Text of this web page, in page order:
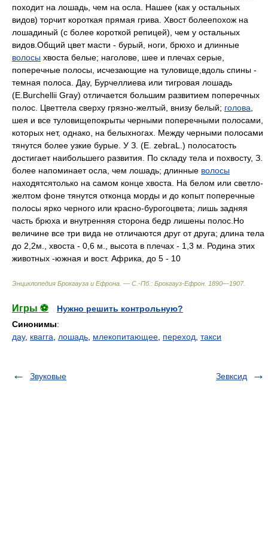
походит на лошадь, чем на осла. Нашее (как у остальных
видов) торчит короткая прямая грива. Хвост болеепохож на
лошадиный (с более короткой репицей), чем у остальных
видов.Общий цвет масти - бурый, ноги, брюхо и длинные
волосы хвоста белые; наголове, шее и плечах серые,
поперечные полосы, исчезающие на туловище,вдоль спины -
темная полоса. Дау, Бурчеллиева или тигровая лошадь
(Е.Burchellii Gray) отличается большим развитием поперечных
полос. Цветтела сверху грязно-желтый, внизу белый; голова
шея и все туловищепокрыты черными поперечными полосами,
которых нет, однако, на белыхногах. Между черными полосами
тянутся более узкие бурые. У З. (Е. zebraL.) полосатость
достигает наибольшего развития. По складу тела и похвосту, З.
более напоминает осла, чем лошадь; длинные волосы
находятсятолько на самом конце хвоста. На белом или светло-
желтом фоне тянутся отконца морды и до копыт поперечные
полосы ярко черного или красно-бурогоцвета; лишь задняя
часть брюха и внутренняя сторона бедр лишены полос.Но
величине все три вида не отличаются друг от друга; длина тела
до 2,2м., хвоста - 0,6 м., высота в плечах - 1,3 м. Родина этих
животных -южная и вост. Африка, до 5 - 10
Энциклопедия Брокгауза и Ефрона. — С.-Пб.: Брокгауз-Ефрон 1890—1907.
Игры ⚽
Нужно решить контрольную?
Синонимы:
дау, квагга лошадь млекопитающее переход такси
Звуковые Зевксид